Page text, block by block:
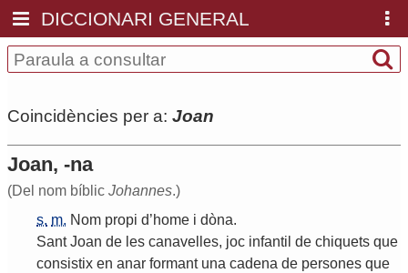
DICCIONARI GENERAL
Coincidències per a: Joan
Joan, -na
(Del nom bíblic Johannes.)
s. m. Nom propi d’home i dòna.
Sant Joan de les canavelles, joc infantil de chiquets que
consistix en anar formant una cadena de persones que